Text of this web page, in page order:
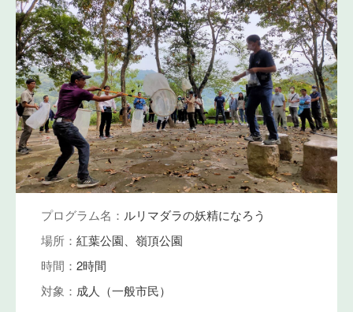
プログラム名： ルリマダラの妖精になろう
場所： 紅葉公園、嶺頂公園
時間： 2時間
対象： 成人（一般市民）